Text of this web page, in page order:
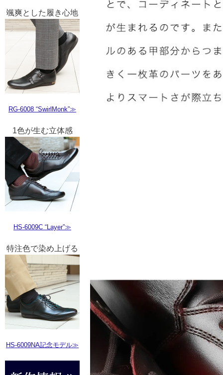
颯爽とした履き心地
RG-6008 “SwirlMonk”≫
1色が生む立体感
HS-6009C “Layer”≫
特注色で染め上げる
HS-6009NA記念モデル≫